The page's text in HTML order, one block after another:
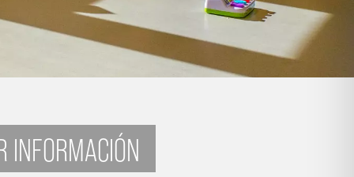
INFORMACIÓN